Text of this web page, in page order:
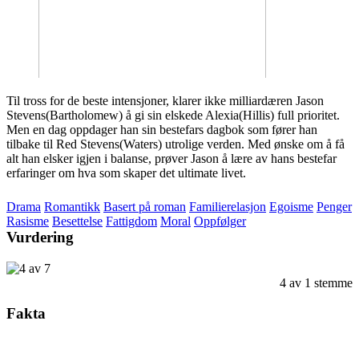
Til tross for de beste intensjoner, klarer ikke milliardæren Jason
Stevens(Bartholomew) å gi sin elskede Alexia(Hillis) full prioritet.
Men en dag oppdager han sin bestefars dagbok som fører han
tilbake til Red Stevens(Waters) utrolige verden. Med ønske om å få
alt han elsker igjen i balanse, prøver Jason å lære av hans bestefar
erfaringer om hva som skaper det ultimate livet.
Drama Romantikk Basert på roman Familierelasjon Egoisme Penger
Rasisme Besettelse Fattigdom Moral Oppfølger
Vurdering
4 av 1 stemme
Fakta